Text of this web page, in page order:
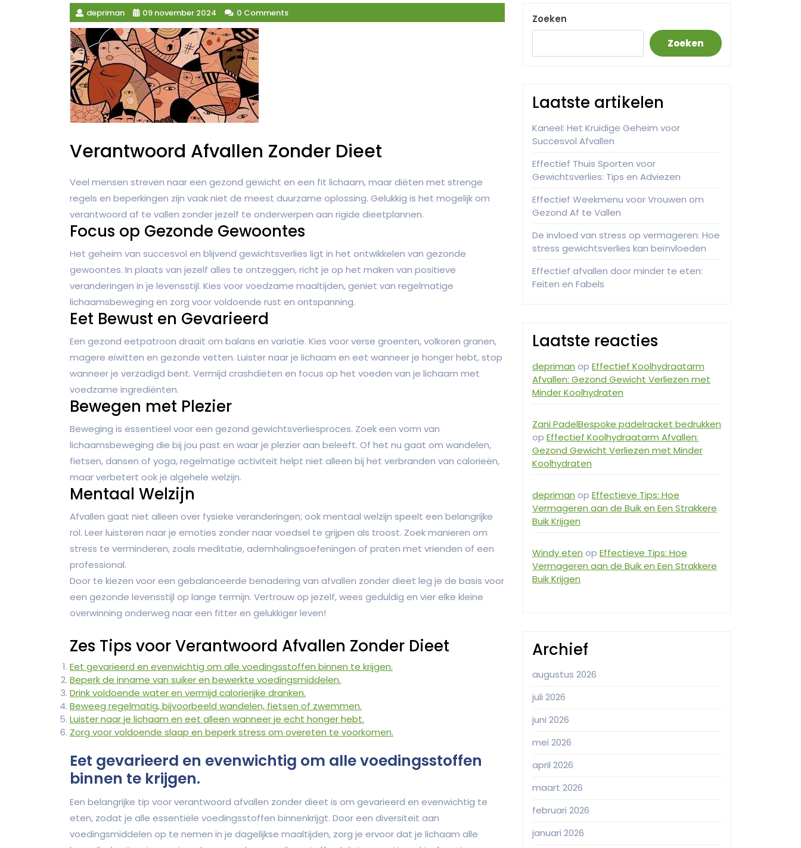
depriman 09 november 2024 0 Comments
Verantwoord Afvallen Zonder Dieet
Veel mensen streven naar een gezond gewicht en een fit lichaam, maar diëten met strenge
regels en beperkingen zijn vaak niet de meest duurzame oplossing. Gelukkig is het mogelijk om
verantwoord af te vallen zonder jezelf te onderwerpen aan rigide dieetplannen.
Focus op Gezonde Gewoontes
Het geheim van succesvol en blijvend gewichtsverlies ligt in het ontwikkelen van gezonde
gewoontes. In plaats van jezelf alles te ontzeggen, richt je op het maken van positieve
veranderingen in je levensstijl. Kies voor voedzame maaltijden, geniet van regelmatige
lichaamsbeweging en zorg voor voldoende rust en ontspanning.
Eet Bewust en Gevarieerd
Een gezond eetpatroon draait om balans en variatie. Kies voor verse groenten, volkoren granen,
magere eiwitten en gezonde vetten. Luister naar je lichaam en eet wanneer je honger hebt, stop
wanneer je verzadigd bent. Vermijd crashdiëten en focus op het voeden van je lichaam met
voedzame ingrediënten.
Bewegen met Plezier
Beweging is essentieel voor een gezond gewichtsverliesproces. Zoek een vorm van
lichaamsbeweging die bij jou past en waar je plezier aan beleeft. Of het nu gaat om wandelen,
fietsen, dansen of yoga, regelmatige activiteit helpt niet alleen bij het verbranden van calorieën,
maar verbetert ook je algehele welzijn.
Mentaal Welzijn
Afvallen gaat niet alleen over fysieke veranderingen; ook mentaal welzijn speelt een belangrijke
rol. Leer luisteren naar je emoties zonder naar voedsel te grijpen als troost. Zoek manieren om
stress te verminderen, zoals meditatie, ademhalingsoefeningen of praten met vrienden of een
professional.
Door te kiezen voor een gebalanceerde benadering van afvallen zonder dieet leg je de basis voor
een gezonde levensstijl op lange termijn. Vertrouw op jezelf, wees geduldig en vier elke kleine
overwinning onderweg naar een fitter en gelukkiger leven!
Zes Tips voor Verantwoord Afvallen Zonder Dieet
Eet gevarieerd en evenwichtig om alle voedingsstoffen binnen te krijgen.
Beperk de inname van suiker en bewerkte voedingsmiddelen.
Drink voldoende water en vermijd calorierijke dranken.
Beweeg regelmatig, bijvoorbeeld wandelen, fietsen of zwemmen.
Luister naar je lichaam en eet alleen wanneer je echt honger hebt.
Zorg voor voldoende slaap en beperk stress om overeten te voorkomen.
Eet gevarieerd en evenwichtig om alle voedingsstoffen
binnen te krijgen.
Een belangrijke tip voor verantwoord afvallen zonder dieet is om gevarieerd en evenwichtig te
eten, zodat je alle essentiële voedingsstoffen binnenkrijgt. Door een diversiteit aan
voedingsmiddelen op te nemen in je dagelijkse maaltijden, zorg je ervoor dat je lichaam alle
Zoeken
Zoeken
Laatste artikelen
Kaneel: Het Kruidige Geheim voor
Succesvol Afvallen
Effectief Thuis Sporten voor
Gewichtsverlies: Tips en Adviezen
Effectief Weekmenu voor Vrouwen om
Gezond Af te Vallen
De invloed van stress op vermageren: Hoe
stress gewichtsverlies kan beïnvloeden
Effectief afvallen door minder te eten:
Feiten en Fabels
Laatste reacties
depriman op Effectief Koolhydraatarm
Afvallen: Gezond Gewicht Verliezen met
Minder Koolhydraten
Zani PadelBespoke padelracket bedrukken
op Effectief Koolhydraatarm Afvallen:
Gezond Gewicht Verliezen met Minder
Koolhydraten
depriman op Effectieve Tips: Hoe
Vermageren aan de Buik en Een Strakkere
Buik Krijgen
Windy eten op Effectieve Tips: Hoe
Vermageren aan de Buik en Een Strakkere
Buik Krijgen
Archief
augustus 2026
juli 2026
juni 2026
mei 2026
april 2026
maart 2026
februari 2026
januari 2026